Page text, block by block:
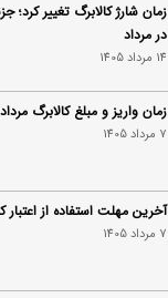
زمان شارژ کالابرگ تغییر کرد؛
در مرداد
14 مرداد 1405
زمان واریز و مبلغ کالابرگ مرداد ۱۴۰۵
7 مرداد 1405
آخرین مهلت استفاده از اعتبار
7 مرداد 1405